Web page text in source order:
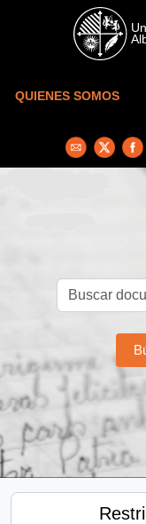
Skip to main content
QUIENES SOMOS